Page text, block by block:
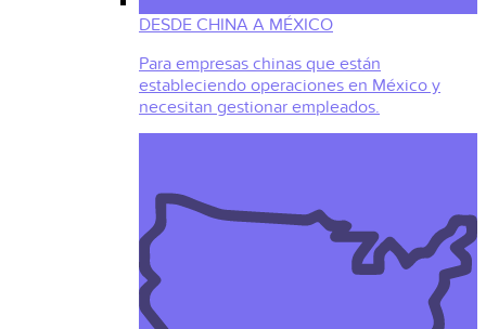
DESDE CHINA A MÉXICO
Para empresas chinas que están
estableciendo operaciones en México y
necesitan gestionar empleados.